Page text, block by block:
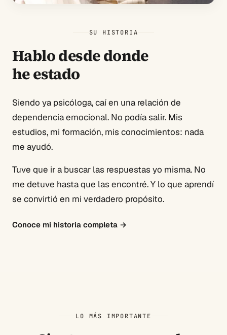
SU HISTORIA
Hablo desde donde
he estado
Siendo ya psicóloga, caí en una relación de
dependencia emocional. No podía salir. Mis
estudios, mi formación, mis conocimientos: nada
me ayudó.
Tuve que ir a buscar las respuestas yo misma. No
me detuve hasta que las encontré. Y lo que aprendí
se convirtió en mi verdadero propósito.
Conoce mi historia completa →
LO MÁS IMPORTANTE